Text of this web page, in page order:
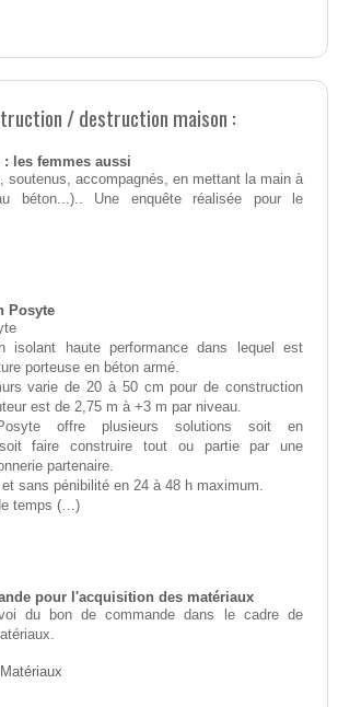
/ destruction maison :
les femmes aussi
soutenus, accompagnés, en mettant la main à
béton...).. Une enquête réalisée pour le
Posyte
isolant haute performance dans lequel est
porteuse en béton armé.
varie de 20 à 50 cm pour de construction
est de 2,75 m à +3 m par niveau.
offre plusieurs solutions soit en
soit faire construire tout ou partie par une
partenaire.
sans pénibilité en 24 à 48 h maximum.
temps (…)
pour l'acquisition des matériaux
du bon de commande dans le cadre de